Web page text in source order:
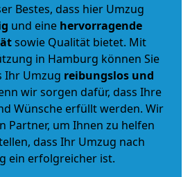
Bestes, dass hier Umzug
und eine hervorragende
sowie Qualität bietet. Mit
in Hamburg können Sie
Ihr Umzug reibungslos und
wir sorgen dafür, dass Ihre
Wünsche erfüllt werden. Wir
Partner, um Ihnen zu helfen
dass Ihr Umzug nach
ein erfolgreicher ist.